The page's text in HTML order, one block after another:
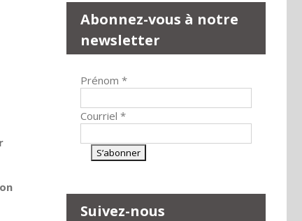
Abonnez-vous à notre
newsletter
Prénom *
Courriel *
Suivez-nous